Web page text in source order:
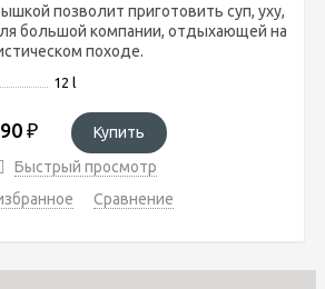
позволит приготовить суп, уху,
большой компании, отдыхающей на
походе.
12 l
₽
Купить
Быстрый просмотр
Сравнение